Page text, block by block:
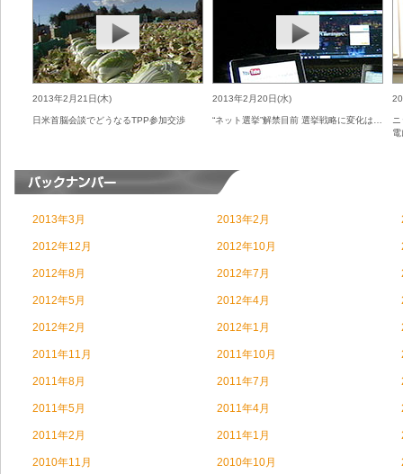
2013年2月21日(木)
日米首脳会談でどうなるTPP参加交渉
2013年2月20日(水)
“ネット選挙”解禁目前 選挙戦略に変化は…
2013年3月 2013年2月
2012年12月 2012年10月
2012年8月 2012年7月
2012年5月 2012年4月
2012年2月 2012年1月
2011年11月 2011年10月
2011年8月 2011年7月
2011年5月 2011年4月
2011年2月 2011年1月
2010年11月 2010年10月